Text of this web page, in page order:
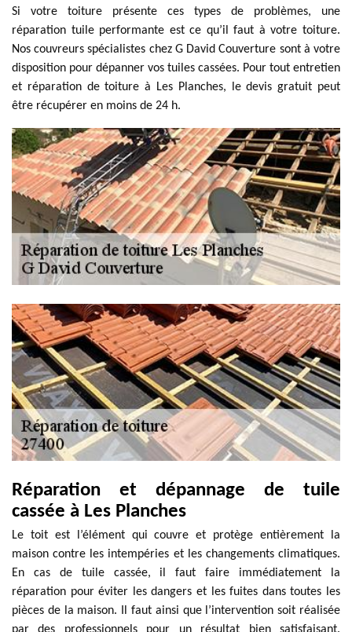
Si votre toiture présente ces types de problèmes, une
réparation tuile performante est ce qu’il faut à votre toiture.
Nos couvreurs spécialistes chez G David Couverture sont à votre
disposition pour dépanner vos tuiles cassées. Pour tout entretien
et réparation de toiture à Les Planches, le devis gratuit peut
être récupérer en moins de 24 h.
Réparation et dépannage de tuile
cassée à Les Planches
Le toit est l’élément qui couvre et protège entièrement la
maison contre les intempéries et les changements climatiques.
En cas de tuile cassée, il faut faire immédiatement la
réparation pour éviter les dangers et les fuites dans toutes les
pièces de la maison. Il faut ainsi que l’intervention soit réalisée